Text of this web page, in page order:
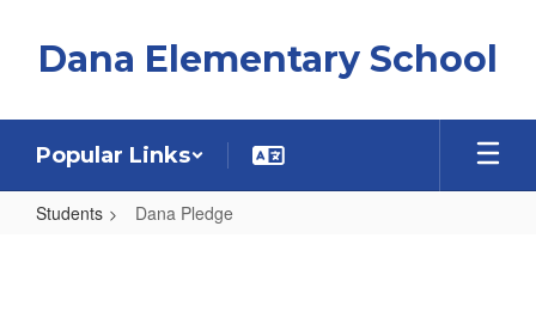
mainDana Elementary School
Popular Links
Students Dana Pledge